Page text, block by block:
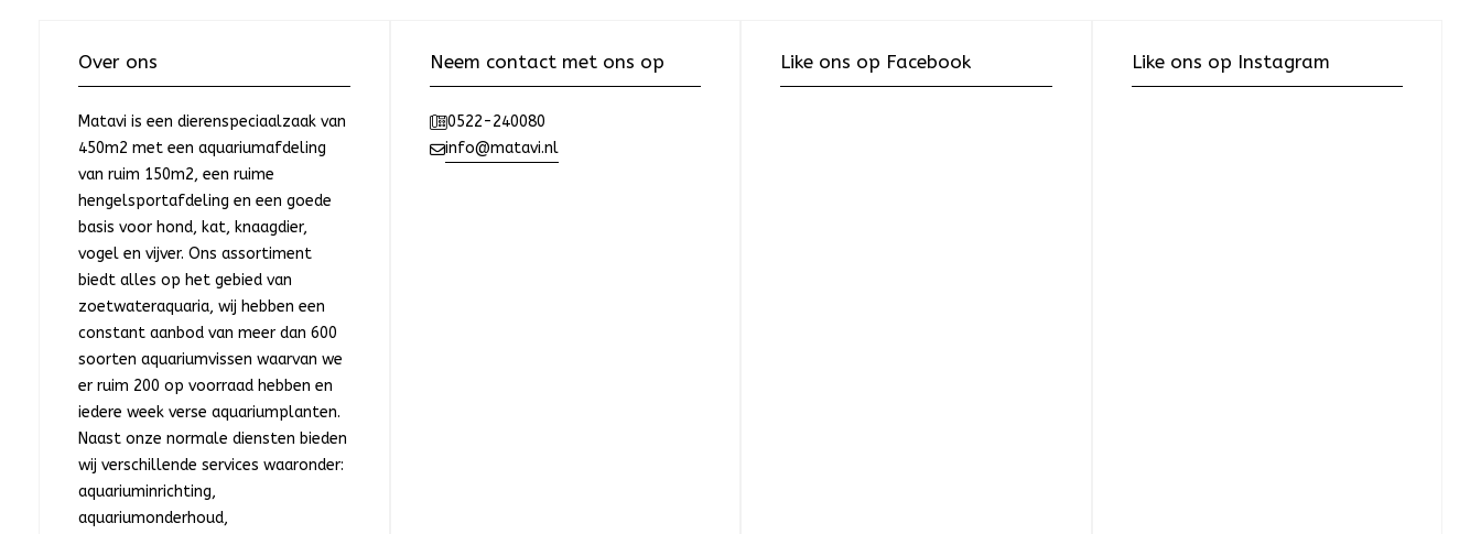
Over ons
Matavi is een dierenspeciaalzaak van
450m2 met een aquariumafdeling
van ruim 150m2, een ruime
hengelsportafdeling en een goede
basis voor hond, kat, knaagdier,
vogel en vijver. Ons assortiment
biedt alles op het gebied van
zoetwateraquaria, wij hebben een
constant aanbod van meer dan 600
soorten aquariumvissen waarvan we
er ruim 200 op voorraad hebben en
iedere week verse aquariumplanten.
Naast onze normale diensten bieden
wij verschillende services waaronder:
aquariuminrichting,
aquariumonderhoud,
Neem contact met ons op
0522-240080
info@matavi.nl
Like ons op Facebook Like ons op Instagram